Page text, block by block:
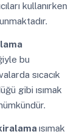
kullanırken
bu
sıcacık
gibi ısımak
ısımak